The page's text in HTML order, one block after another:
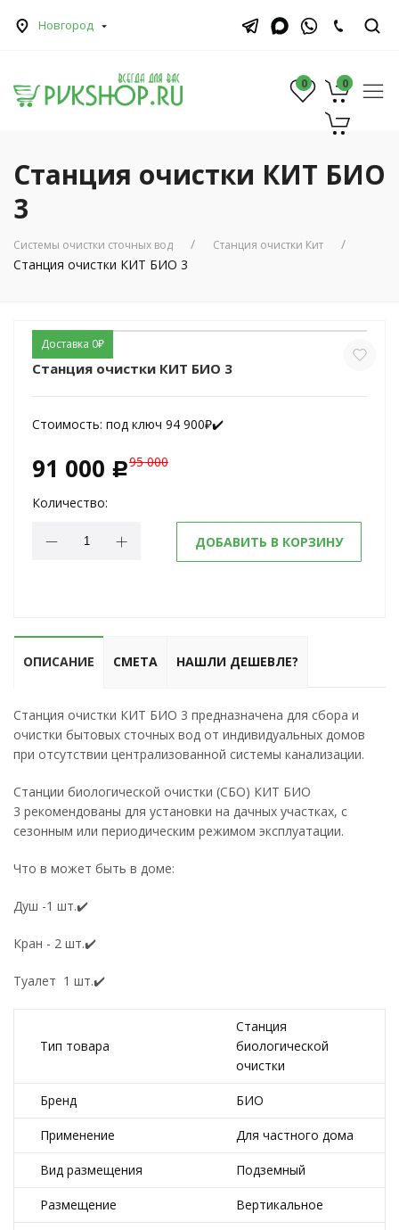
Новгород
0 0
0
Станция очистки КИТ БИО
3
Системы очистки сточных вод Станция очистки Кит
Станция очистки КИТ БИО 3
Доставка 0₽
Станция очистки КИТ БИО 3
Стоимость: под ключ 94 900₽✔️
91 000 c95 000
Количество:
ДОБАВИТЬ В КОРЗИНУ
ОПИСАНИЕ СМЕТА НАШЛИ ДЕШЕВЛЕ?
Станция очистки КИТ БИО 3 предназначена для сбора и
очистки бытовых сточных вод от индивидуальных домов
при отсутствии централизованной системы канализации.
Станции биологической очистки (СБО) КИТ БИО
3 рекомендованы для установки на дачных участках, с
сезонным или периодическим режимом эксплуатации.
Что в может быть в доме:
Душ -1 шт.✔️
Кран - 2 шт.✔️
Туалет 1 шт.✔️
Тип товара
Станция
биологической
очистки
Бренд БИО
Применение Для частного дома
Вид размещения Подземный
Размещение Вертикальное